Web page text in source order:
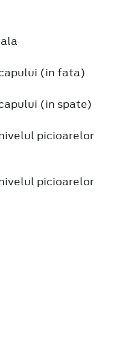
(in fata)
(in spate)
picioarelor
picioarelor